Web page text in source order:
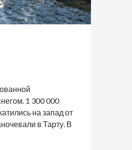
1 300 000
на запад от
в Тарту. В